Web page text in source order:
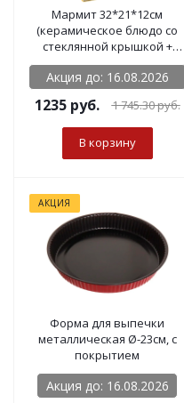
Мармит 32*21*12см
(керамическое блюдо со
стеклянной крышкой +
подставка мет)
Акция до: 16.08.2026
1235 руб. 1 745.30руб.
В корзину
АКЦИЯ
Форма для выпечки
металлическая Ø-23см, с
покрытием
Акция до: 16.08.2026